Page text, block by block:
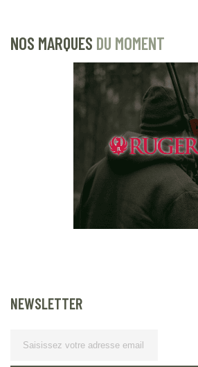
NOS MARQUES DU MOMENT
NEWSLETTER